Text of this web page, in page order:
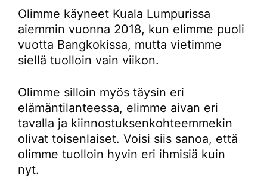
Olimme käyneet Kuala Lumpurissa
aiemmin vuonna 2018, kun elimme puoli
vuotta Bangkokissa, mutta vietimme
siellä tuolloin vain viikon.
Olimme silloin myös täysin eri
elämäntilanteessa, elimme aivan eri
tavalla ja kiinnostuksenkohteemmekin
olivat toisenlaiset. Voisi siis sanoa, että
olimme tuolloin hyvin eri ihmisiä kuin
nyt.